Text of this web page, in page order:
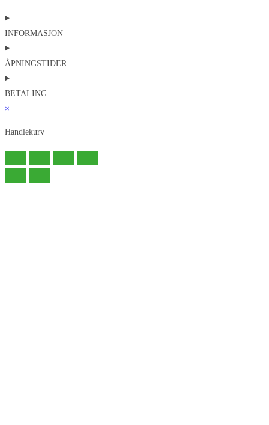
INFORMASJON
ÅPNINGSTIDER
BETALING
×
Handlekurv